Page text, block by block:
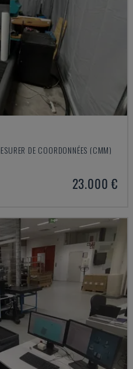
DE COORDONNÉES (CMM)
23.000 €